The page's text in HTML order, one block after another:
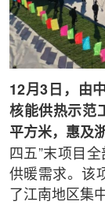
12月3日，由
核能供热示范
平方米，惠及
四五”末项目
供暖需求。该
了江南地区集